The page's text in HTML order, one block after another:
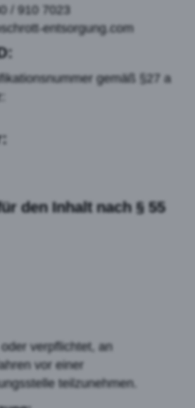
/ 910 7023
entsorgung.com
gemäß §27 a
den Inhalt nach § 55
verpflichtet, an
vor einer
teilzunehmen.